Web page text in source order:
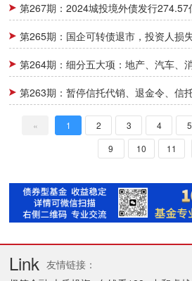
« 1 2 3 4 5
9
10 11
Link 友情链接：